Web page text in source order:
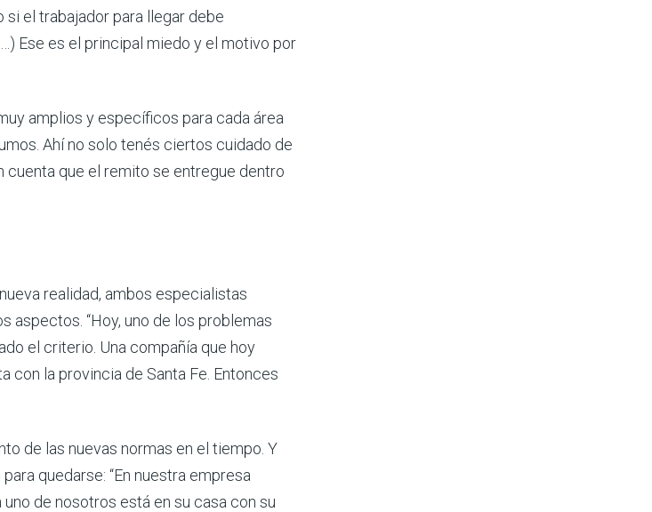
el trabajador para llegar debe
Ese es el principal miedo y el motivo por
amplios y específicos para cada área
Ahí no solo tenés ciertos cuidado de
cuenta que el remito se entregue dentro
realidad, ambos especialistas
aspectos. “Hoy, uno de los problemas
el criterio. Una compañía que hoy
con la provincia de Santa Fe. Entonces
de las nuevas normas en el tiempo. Y
quedarse: “En nuestra empresa
de nosotros está en su casa con su